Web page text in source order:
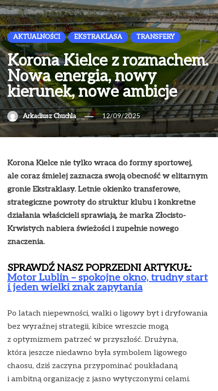
AKTUALNOŚCI EKSTRAKLASA TRANSFERY
Korona Kielce z rozmachem.
Nowa energia, nowy
kierunek, nowe ambicje
Arkadiusz Chuchla 12/09/2025
Korona Kielce nie tylko wraca do formy sportowej,
ale coraz śmielej zaznacza swoją obecność w elitarnym
gronie Ekstraklasy. Letnie okienko transferowe,
strategiczne powroty do struktur klubu i konkretne
działania właścicieli sprawiają, że marka Złocisto-
Krwistych nabiera świeżości i zupełnie nowego
znaczenia.
SPRAWDŹ NASZ POPRZEDNI ARTYKUŁ:
Motor Lublin – spokojne okno, trudny start
i jeden wielki znak zapytania
Po latach niepewności, walki o ligowy byt i dryfowania
bez wyraźnej strategii, kibice wreszcie mogą
z optymizmem patrzeć w przyszłość. Drużyna,
która jeszcze niedawno była symbolem ligowego
chaosu, dziś zaczyna przypominać poukładaną
i ambitną organizację z jasno wytyczonymi celami.